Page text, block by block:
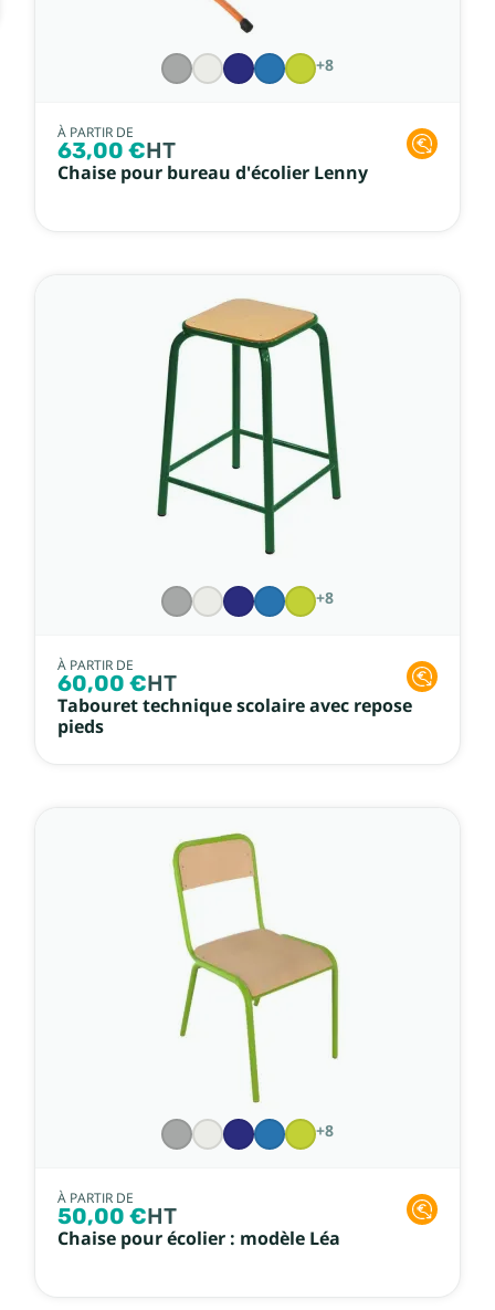
+8
À PARTIR DE
63,00 €HT
Chaise pour bureau d'écolier Lenny
+8
À PARTIR DE
60,00 €HT
Tabouret technique scolaire avec repose
pieds
+8
À PARTIR DE
50,00 €HT
Chaise pour écolier : modèle Léa